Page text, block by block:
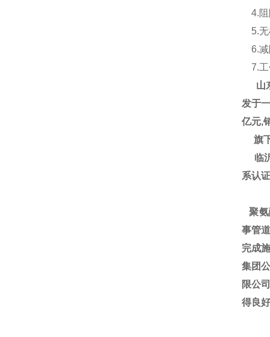
4.阻
5.无
6.减
7.工
山东
发于
亿元,
旗下
临沂
系认
聚氨
事管
完成
集团
限公
得良